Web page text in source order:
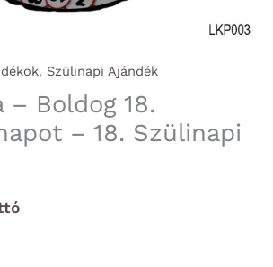
, Szülinapi Ajándék
– Boldog 18.
– 18. Szülinapi